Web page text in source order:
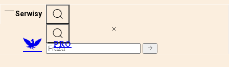
Serwisy
PRO